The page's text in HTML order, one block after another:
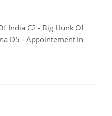
India C2 - Big Hunk Of
D5 - Appointement In